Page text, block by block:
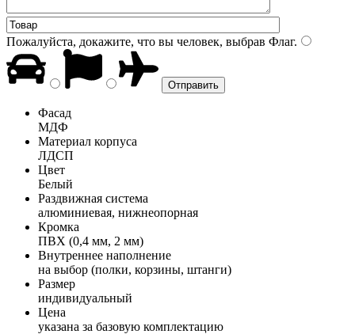
Пожалуйста, докажите, что вы человек, выбрав Флаг.
Фасад
МДФ
Материал корпуса
ЛДСП
Цвет
Белый
Раздвижная система
алюминиевая, нижнеопорная
Кромка
ПВХ (0,4 мм, 2 мм)
Внутреннее наполнение
на выбор (полки, корзины, штанги)
Размер
индивидуальный
Цена
указана за базовую комплектацию